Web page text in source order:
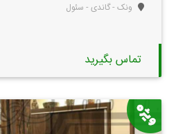
ونک - گاندی - سئول
تماس بگیرید